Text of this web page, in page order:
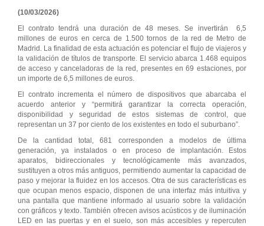
(10/03/2026)
El contrato tendrá una duración de 48 meses. Se invertirán 6,5
millones de euros en cerca de 1.500 tornos de la red de Metro de
Madrid. La finalidad de esta actuación es potenciar el flujo de viajeros y
la validación de títulos de transporte. El servicio abarca 1.468 equipos
de acceso y canceladoras de la red, presentes en 69 estaciones, por
un importe de 6,5 millones de euros.
El contrato incrementa el número de dispositivos que abarcaba el
acuerdo anterior y “permitirá garantizar la correcta operación,
disponibilidad y seguridad de estos sistemas de control, que
representan un 37 por ciento de los existentes en todo el suburbano”.
De la cantidad total, 681 corresponden a modelos de última
generación, ya instalados o en proceso de implantación. Estos
aparatos, bidireccionales y tecnológicamente más avanzados,
sustituyen a otros más antiguos, permitiendo aumentar la capacidad de
paso y mejorar la fluidez en los accesos. Otra de sus características es
que ocupan menos espacio, disponen de una interfaz más intuitiva y
una pantalla que mantiene informado al usuario sobre la validación
con gráficos y texto. También ofrecen avisos acústicos y de iluminación
LED en las puertas y en el suelo, son más accesibles y repercuten